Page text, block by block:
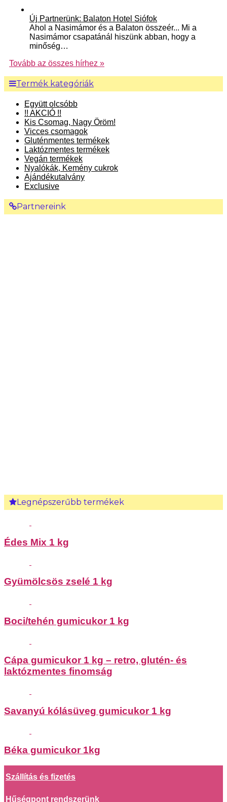
Új Partnerünk: Balaton Hotel Siófok
Ahol a Nasimámor és a Balaton összeér... Mi a
Nasimámor csapatánál hiszünk abban, hogy a
minőség…
Tovább az összes hírhez »
Termék kategóriák
Együtt olcsóbb
!! AKCIÓ !!
Kis Csomag, Nagy Öröm!
Vicces csomagok
Gluténmentes termékek
Laktózmentes termékek
Vegán termékek
Nyalókák, Kemény cukrok
Ajándékutalvány
Exclusive
Partnereink
Legnépszerűbb termékek
Édes Mix 1 kg
Gyümölcsös zselé 1 kg
Boci/tehén gumicukor 1 kg
Cápa gumicukor 1 kg – retro, glutén- és
laktózmentes finomság
Savanyú kólásüveg gumicukor 1 kg
Béka gumicukor 1kg
Szállítás és fizetés
Hűségpont rendszerünk